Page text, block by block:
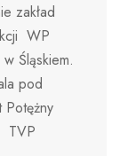
zakład
WP
Śląskiem.
pod
Potężny
TVP